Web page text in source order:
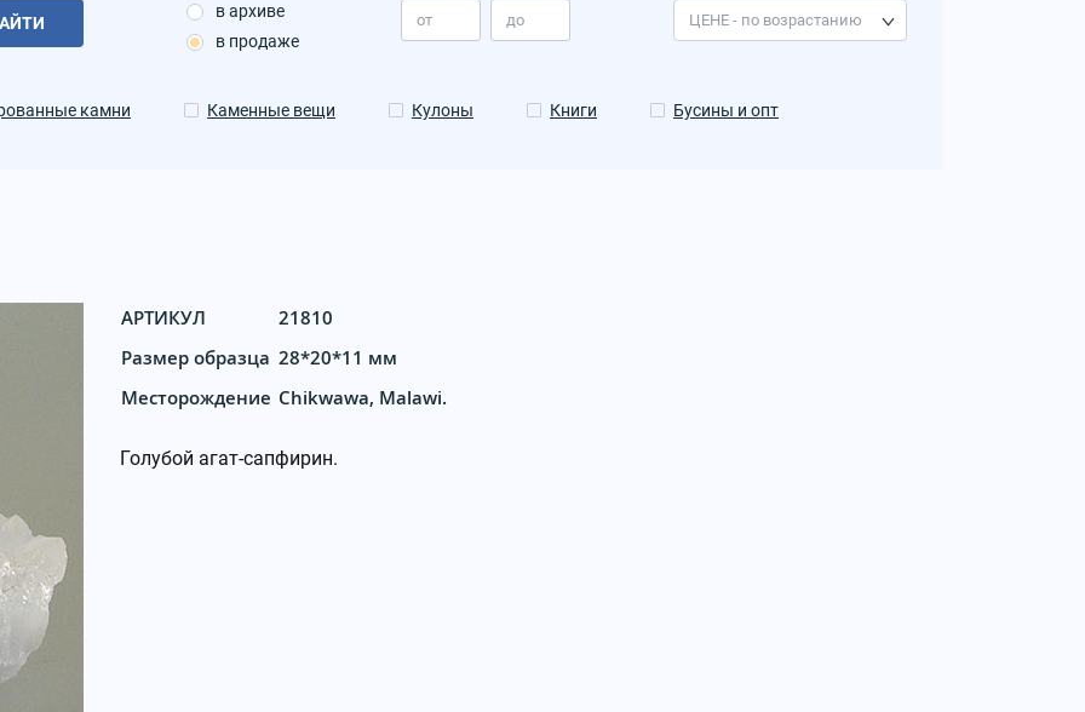
в архиве
в продаже
камни Каменные вещи Кулоны Книги Бусины и опт
АРТИКУЛ
21810
Размер образца 28*20*11 мм
Месторождение Chikwawa, Malawi.
Голубой агат-сапфирин.